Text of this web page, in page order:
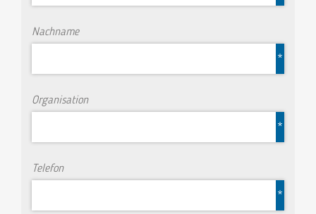
Nachname
*
Organisation
*
Telefon
*